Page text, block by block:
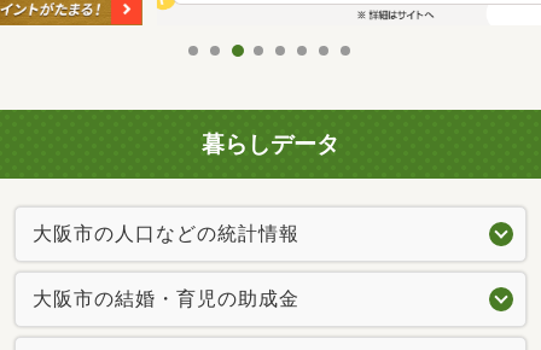
暮らしデータ
大阪市の人口などの統計情報
大阪市の結婚・育児の助成金